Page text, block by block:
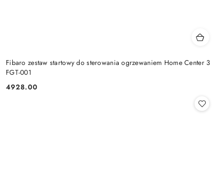
Fibaro zestaw startowy do sterowania ogrzewaniem Home Center 3
FGT-001
Cena:
4928.00